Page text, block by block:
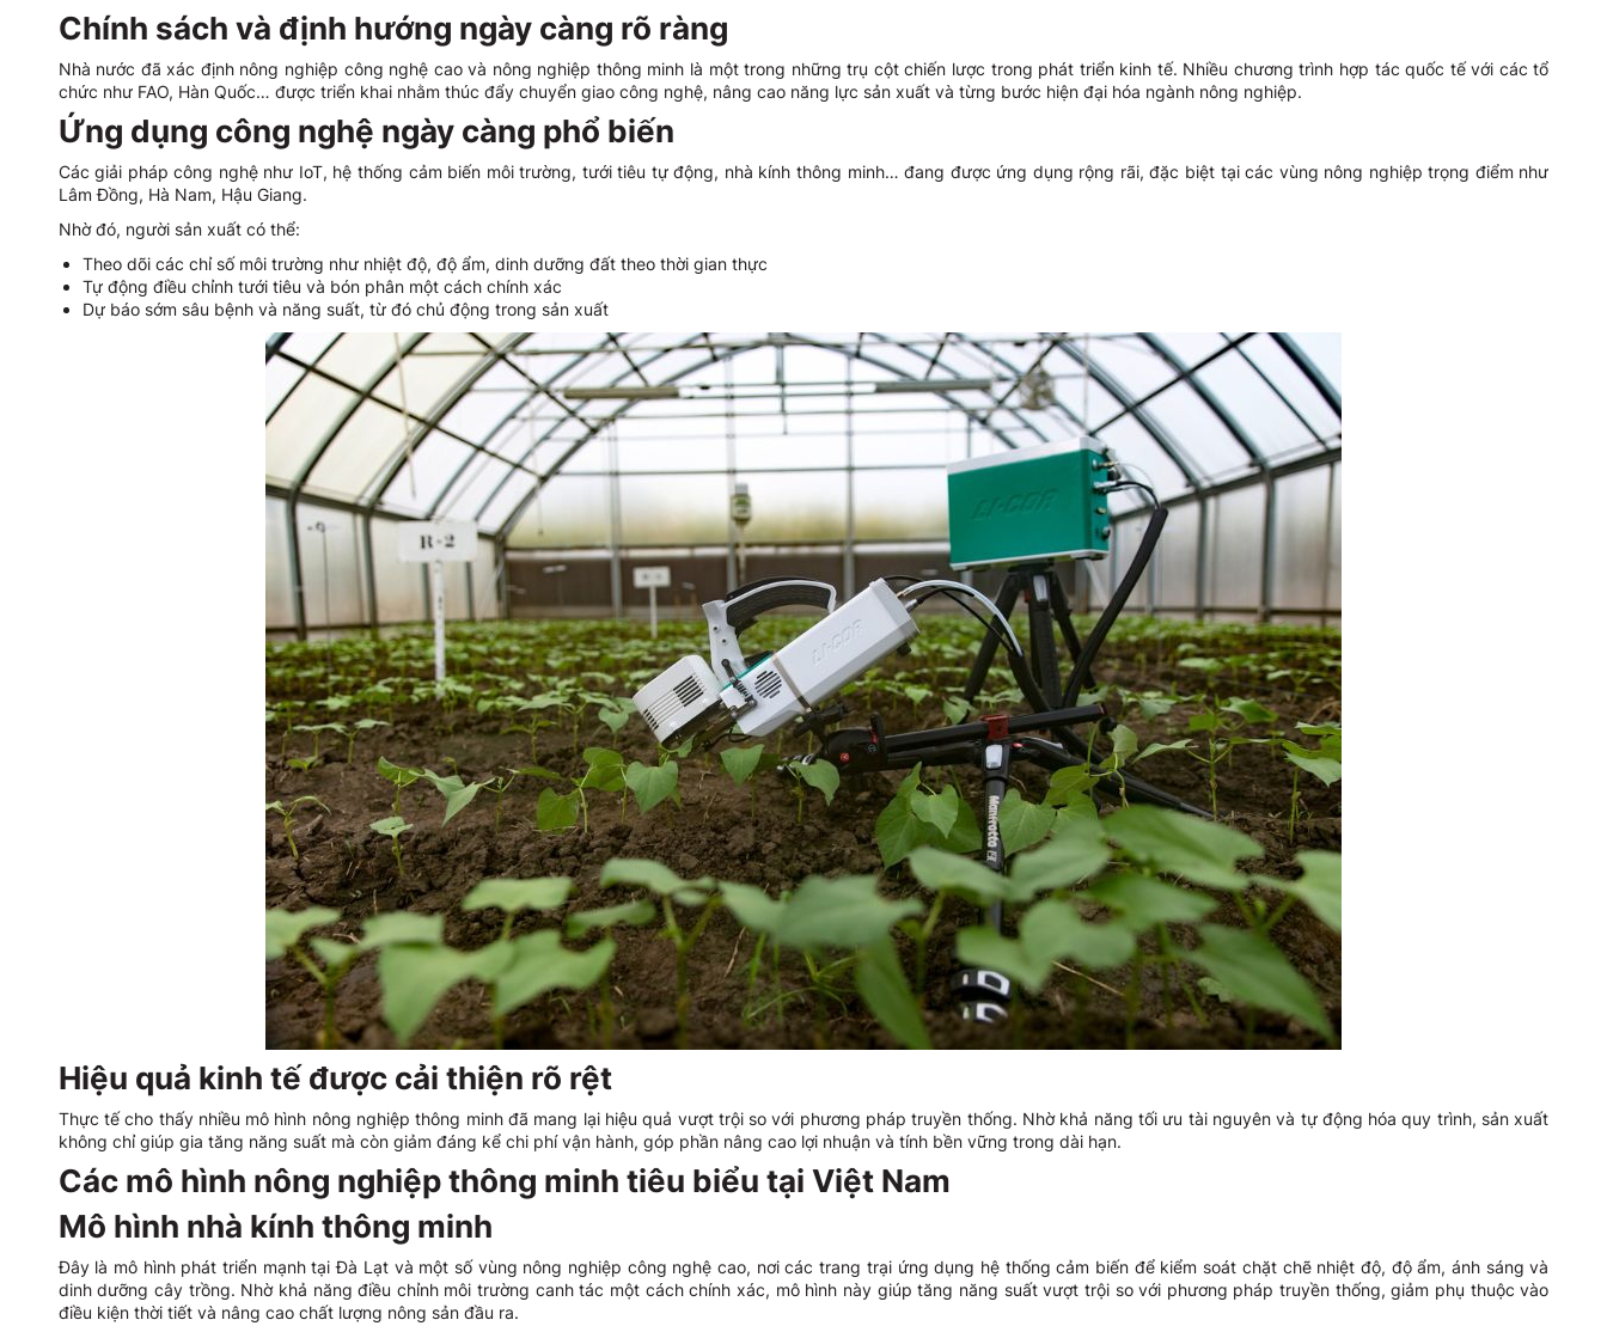
Chính sách và định hướng ngày càng rõ ràng
Nhà nước đã xác định nông nghiệp công nghệ cao và nông nghiệp thông minh là một trong những trụ cột chiến lược trong phát triển kinh tế. Nhiều chương trình hợp tác quốc tế với các tổ
chức như FAO, Hàn Quốc… được triển khai nhằm thúc đẩy chuyển giao công nghệ, nâng cao năng lực sản xuất và từng bước hiện đại hóa ngành nông nghiệp.
Ứng dụng công nghệ ngày càng phổ biến
Các giải pháp công nghệ như IoT, hệ thống cảm biến môi trường, tưới tiêu tự động, nhà kính thông minh… đang được ứng dụng rộng rãi, đặc biệt tại các vùng nông nghiệp trọng điểm như
Lâm Đồng, Hà Nam, Hậu Giang.
Nhờ đó, người sản xuất có thể:
Theo dõi các chỉ số môi trường như nhiệt độ, độ ẩm, dinh dưỡng đất theo thời gian thực
Tự động điều chỉnh tưới tiêu và bón phân một cách chính xác
Dự báo sớm sâu bệnh và năng suất, từ đó chủ động trong sản xuất
Hiệu quả kinh tế được cải thiện rõ rệt
Thực tế cho thấy nhiều mô hình nông nghiệp thông minh đã mang lại hiệu quả vượt trội so với phương pháp truyền thống. Nhờ khả năng tối ưu tài nguyên và tự động hóa quy trình, sản xuất
không chỉ giúp gia tăng năng suất mà còn giảm đáng kể chi phí vận hành, góp phần nâng cao lợi nhuận và tính bền vững trong dài hạn.
Các mô hình nông nghiệp thông minh tiêu biểu tại Việt Nam
Mô hình nhà kính thông minh
Đây là mô hình phát triển mạnh tại Đà Lạt và một số vùng nông nghiệp công nghệ cao, nơi các trang trại ứng dụng hệ thống cảm biến để kiểm soát chặt chẽ nhiệt độ, độ ẩm, ánh sáng và
dinh dưỡng cây trồng. Nhờ khả năng điều chỉnh môi trường canh tác một cách chính xác, mô hình này giúp tăng năng suất vượt trội so với phương pháp truyền thống, giảm phụ thuộc vào
điều kiện thời tiết và nâng cao chất lượng nông sản đầu ra.